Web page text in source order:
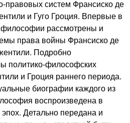
систем Франсиско де
и Гуго Гроция. Впервые в
философии рассмотрены и
права войны Франсиско де
Подробно
политико-философских
и Гроция раннего периода.
биографии каждого из
воспроизведена в
эпох. Детально передана и